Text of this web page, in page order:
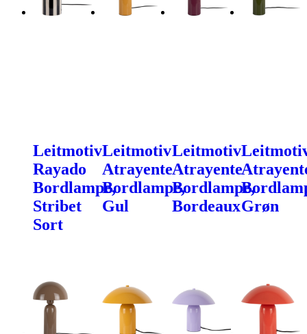
Leitmotiv
Rayado
Bordlampe,
Stribet
Sort
Leitmotiv
Atrayente
Bordlampe,
Gul
Leitmotiv
Atrayente
Bordlampe,
BordeauxGrøn